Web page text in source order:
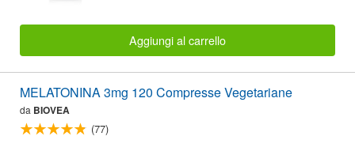
Aggiungi al carrello
MELATONINA 3mg 120 Compresse Vegetariane
da BIOVEA
(77)